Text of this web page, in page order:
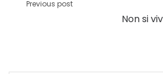
Previous post
Non si